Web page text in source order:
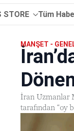
STORE Tüm
MANŞET -
İran Uzmanlar
tarafından “oy